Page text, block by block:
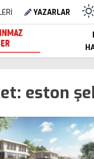
YAZARLAR
eston